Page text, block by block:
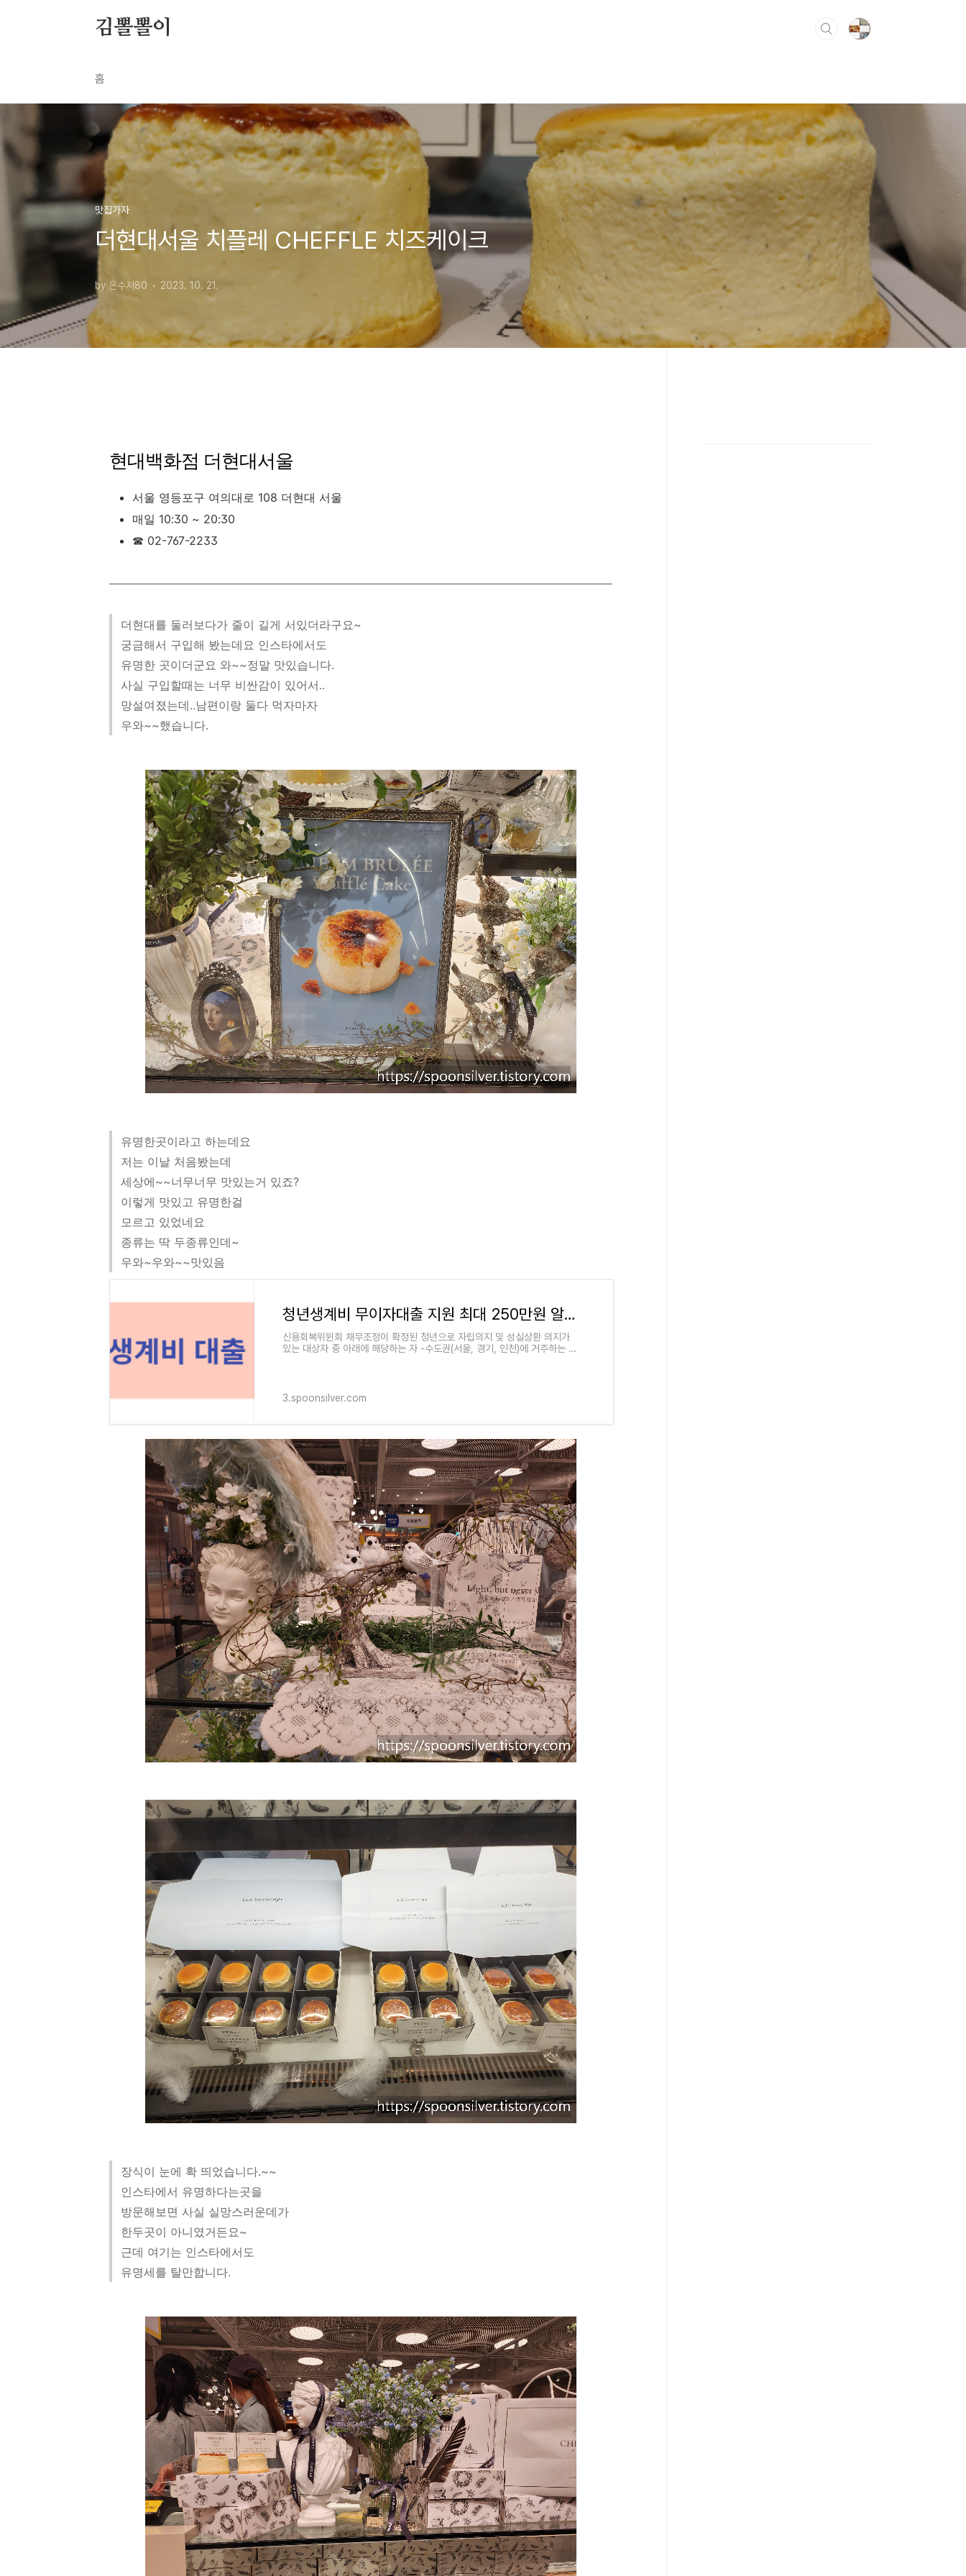
김뽈뽈이
홈
맛집가자
더현대서울 치플레 CHEFFLE 치즈케이크
by 은수저80 2023. 10. 21.
현대백화점 더현대서울
서울 영등포구 여의대로 108 더현대 서울
매일 10:30 ~ 20:30
☎ 02-767-2233
더현대를 둘러보다가 줄이 길게 서있더라구요~
궁금해서 구입해 봤는데요 인스타에서도
유명한 곳이더군요 와~~정말 맛있습니다.
사실 구입할때는 너무 비싼감이 있어서..
망설여졌는데..남편이랑 둘다 먹자마자
우와~~했습니다.
유명한곳이라고 하는데요
저는 이날 처음봤는데
세상에~~너무너무 맛있는거 있죠?
이렇게 맛있고 유명한걸
모르고 있었네요
종류는 딱 두종류인데~
우와~우와~~맛있음
청년생계비 무이자대출 지원 최대 250만원 알아보기
신용회복위윈회 채무조정이 확정된 청년으로 자립의지 및 성실상환 의지가
있는 대상자 중 아래에 해당하는 자​ -수도권(서울, 경기, 인천)에 거주하는 만
3.spoonsilver.com
장식이 눈에 확 띄었습니다.~~
인스타에서 유명하다는곳을
방문해보면 사실 실망스러운데가
한두곳이 아니였거든요~
근데 여기는 인스타에서도
유명세를 탈만합니다.